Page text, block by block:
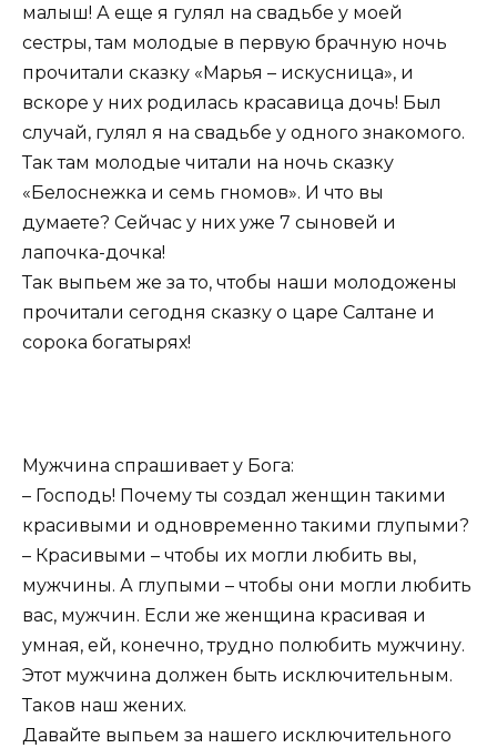
малыш! А еще я гулял на свадьбе у моей
сестры, там молодые в первую брачную ночь
прочитали сказку «Марья – искусница», и
вскоре у них родилась красавица дочь! Был
случай, гулял я на свадьбе у одного знакомого.
Так там молодые читали на ночь сказку
«Белоснежка и семь гномов». И что вы
думаете? Сейчас у них уже 7 сыновей и
лапочка-дочка!
Так выпьем же за то, чтобы наши молодожены
прочитали сегодня сказку о царе Салтане и
сорока богатырях!
Мужчина спрашивает у Бога:
– Господь! Почему ты создал женщин такими
красивыми и одновременно такими глупыми?
– Красивыми – чтобы их могли любить вы,
мужчины. А глупыми – чтобы они могли любить
вас, мужчин. Если же женщина красивая и
умная, ей, конечно, трудно полюбить мужчину.
Этот мужчина должен быть исключительным.
Таков наш жених.
Давайте выпьем за нашего исключительного